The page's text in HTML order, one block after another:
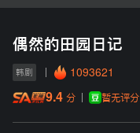
偶然的田园日记
韩剧 1093621
9.4 分 暂无评分